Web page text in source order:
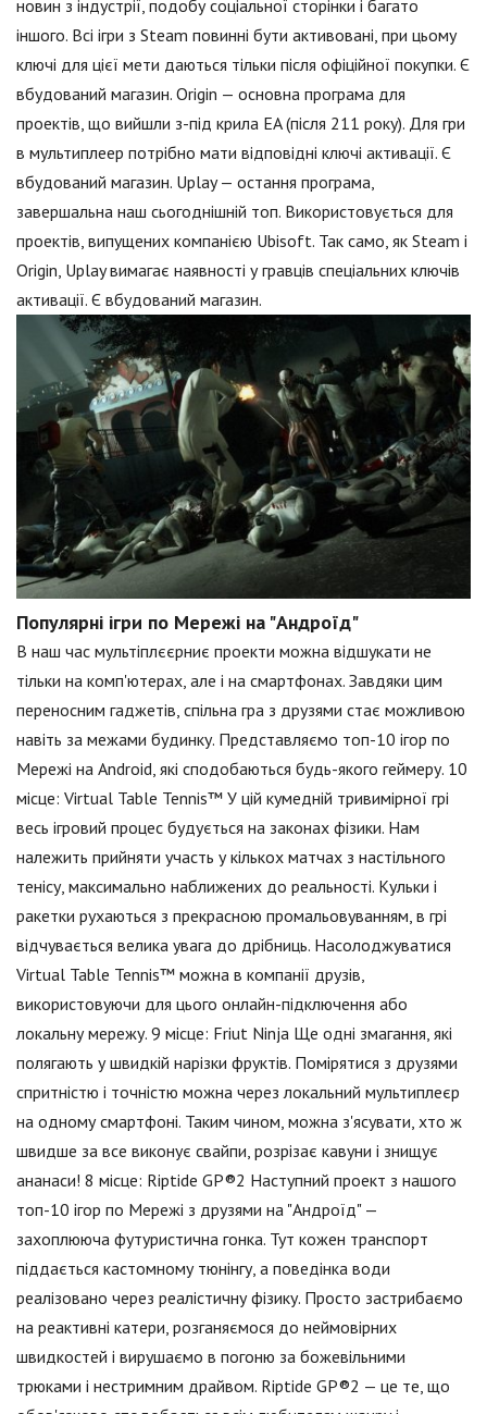
новин з індустрії, подобу соціальної сторінки і багато
іншого. Всі ігри з Steam повинні бути активовані, при цьому
ключі для цієї мети даються тільки після офіційної покупки. Є
вбудований магазин. Origin — основна програма для
проектів, що вийшли з-під крила EA (після 211 року). Для гри
в мультиплеер потрібно мати відповідні ключі активації. Є
вбудований магазин. Uplay — остання програма,
завершальна наш сьогоднішній топ. Використовується для
проектів, випущених компанією Ubisoft. Так само, як Steam і
Origin, Uplay вимагає наявності у гравців спеціальних ключів
активації. Є вбудований магазин.
Популярні ігри по Мережі на "Андроїд"
В наш час мультіплєєрниє проекти можна відшукати не
тільки на комп'ютерах, але і на смартфонах. Завдяки цим
переносним гаджетів, спільна гра з друзями стає можливою
навіть за межами будинку. Представляємо топ-10 ігор по
Мережі на Android, які сподобаються будь-якого геймеру. 10
місце: Virtual Table Tennis™ У цій кумедній тривимірної грі
весь ігровий процес будується на законах фізики. Нам
належить прийняти участь у кількох матчах з настільного
тенісу, максимально наближених до реальності. Кульки і
ракетки рухаються з прекрасною промальовуванням, в грі
відчувається велика увага до дрібниць. Насолоджуватися
Virtual Table Tennis™ можна в компанії друзів,
використовуючи для цього онлайн-підключення або
локальну мережу. 9 місце: Friut Ninja Ще одні змагання, які
полягають у швидкій нарізки фруктів. Помірятися з друзями
спритністю і точністю можна через локальний мультиплеєр
на одному смартфоні. Таким чином, можна з'ясувати, хто ж
швидше за все виконує свайпи, розрізає кавуни і знищує
ананаси! 8 місце: Riptide GP®2 Наступний проект з нашого
топ-10 ігор по Мережі з друзями на "Андроїд" —
захоплююча футуристична гонка. Тут кожен транспорт
піддається кастомному тюнінгу, а поведінка води
реалізовано через реалістичну фізику. Просто застрибаємо
на реактивні катери, розганяємося до неймовірних
швидкостей і вирушаємо в погоню за божевільними
трюками і нестримним драйвом. Riptide GP®2 — це те, що